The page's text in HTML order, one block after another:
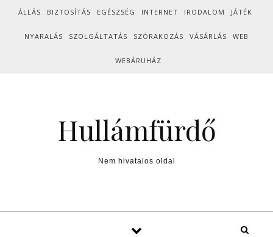
Skip to content
ÁLLÁS BIZTOSÍTÁS EGÉSZSÉG INTERNET IRODALOM JÁTÉK
NYARALÁS SZOLGÁLTATÁS SZÓRAKOZÁS VÁSÁRLÁS WEB
WEBÁRUHÁZ
Hullámfürdő
Nem hivatalos oldal